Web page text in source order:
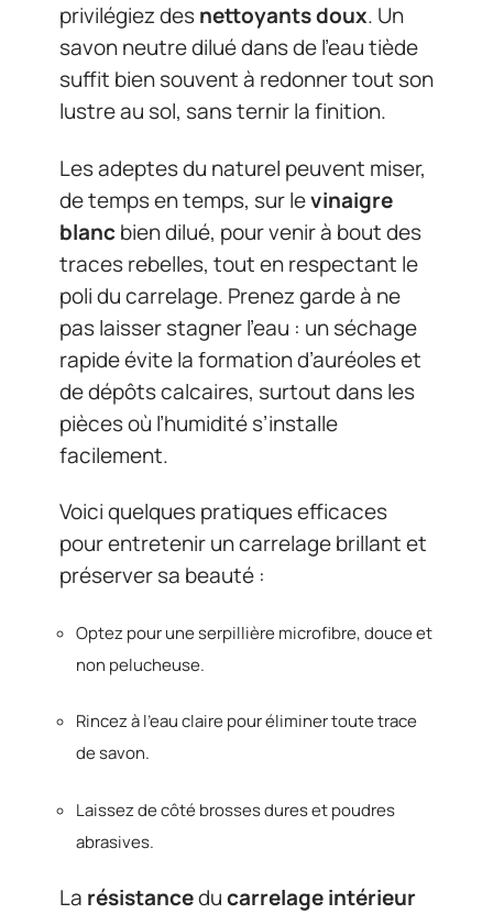
privilégiez desnettoyants doux. Un
savon neutre dilué dans de l’eau tiède
suffit bien souvent à redonner tout son
lustre au sol, sans ternir la finition.
Les adeptes du naturel peuvent miser,
de temps en temps, sur levinaigre
blancbien dilué, pour venir à bout des
traces rebelles, tout en respectant le
poli du carrelage. Prenez garde à ne
pas laisser stagner l’eau : un séchage
rapide évite la formation d’auréoles et
de dépôts calcaires, surtout dans les
pièces où l’humidité s’installe
facilement.
Voici quelques pratiques efficaces
pour entretenir un carrelage brillant et
préserver sa beauté :
Optez pour une serpillière microfibre, douce et
non pelucheuse.
Rincez à l’eau claire pour éliminer toute trace
de savon.
Laissez de côté brosses dures et poudres
abrasives.
La résistanceducarrelage intérieur